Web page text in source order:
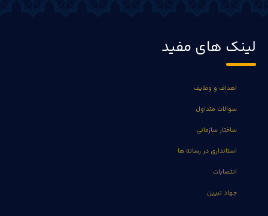
لینک های مفید
اهداف و وظایف
سوالات متداول
ساختار سازمانی
استانداری در رسانه ها
انتصابات
جهاد تبیین